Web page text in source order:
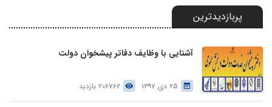
پربازدیدترین
آشنایی با وظایف دفاتر پیشخوان دولت
25 دی 1397 206762 بازدید